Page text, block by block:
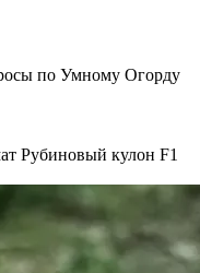
по Умному Огорду
Рубиновый кулон F1